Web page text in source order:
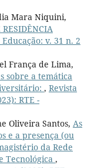
Mara Niquini,
RESIDÊNCIA
v. 31 n. 2
França de Lima,
sobre a temática
, Revista
RTE -
Oliveira Santos, As
e a presença (ou
da Rede
Tecnológica ,